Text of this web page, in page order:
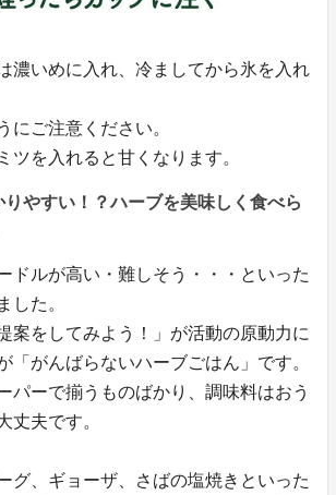
濃いめに入れ、冷ましてから氷を入れ
ご注意ください。
ツを入れると甘くなります。
りやすい！？ハーブを美味しく食べら
ドルが高い・難しそう・・・といった
した。
案をしてみよう！」が活動の原動力に
「がんばらないハーブごはん」です。
パーで揃うものばかり、調味料はおう
丈夫です。
グ、ギョーザ、さばの塩焼きといった